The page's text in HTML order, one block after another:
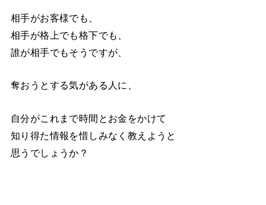
相手がお客様でも、
相手が格上でも格下でも、
誰が相手でもそうですが、
奪おうとする気がある人に、
自分がこれまで時間とお金をかけて
知り得た情報を惜しみなく教えようと
思うでしょうか？